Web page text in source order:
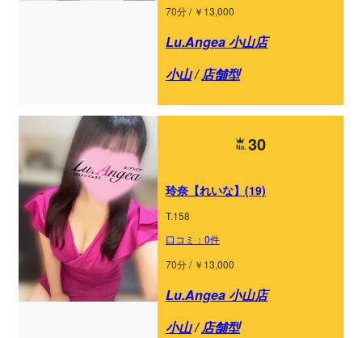
70分 / ￥13,000
Lu.Angea 小山店
小山/店舗型
30
玲奈【れいな】(19)
T.158
口コミ：0件
70分 / ￥13,000
Lu.Angea 小山店
小山/店舗型